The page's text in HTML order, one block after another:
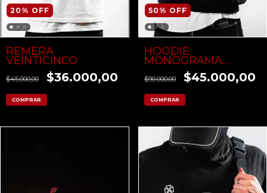
20 % OFF
REMERA
VEINTICINCO
$45.000,00 $36.000,00
COMPRAR
50 % OFF
HOODIE
MONOGRAMA
$90.000,00 $45.000,00
COMPRAR